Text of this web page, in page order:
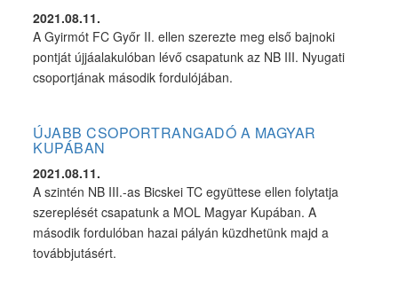
2021.08.11.
A Gyirmót FC Győr II. ellen szerezte meg első bajnoki
pontját újjáalakulóban lévő csapatunk az NB III. Nyugati
csoportjának második fordulójában.
ÚJABB CSOPORTRANGADÓ A MAGYAR
KUPÁBAN
2021.08.11.
A szintén NB III.-as Bicskei TC együttese ellen folytatja
szereplését csapatunk a MOL Magyar Kupában. A
második fordulóban hazai pályán küzdhetünk majd a
továbbjutásért.